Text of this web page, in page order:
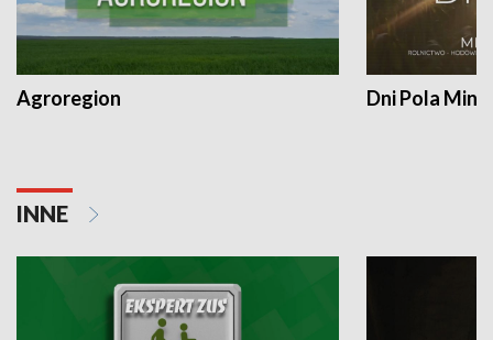
Agroregion Dni Pola
INNE